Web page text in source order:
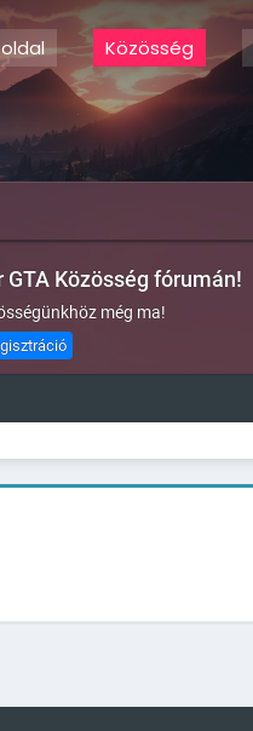
Közösség
Közösség fórumán!
még ma!